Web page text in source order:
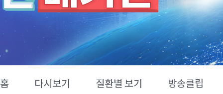
홈 다시보기 질환별 보기 방송클립